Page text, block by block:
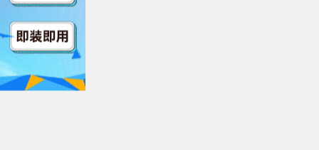
$https://
index.m3u8
第07集